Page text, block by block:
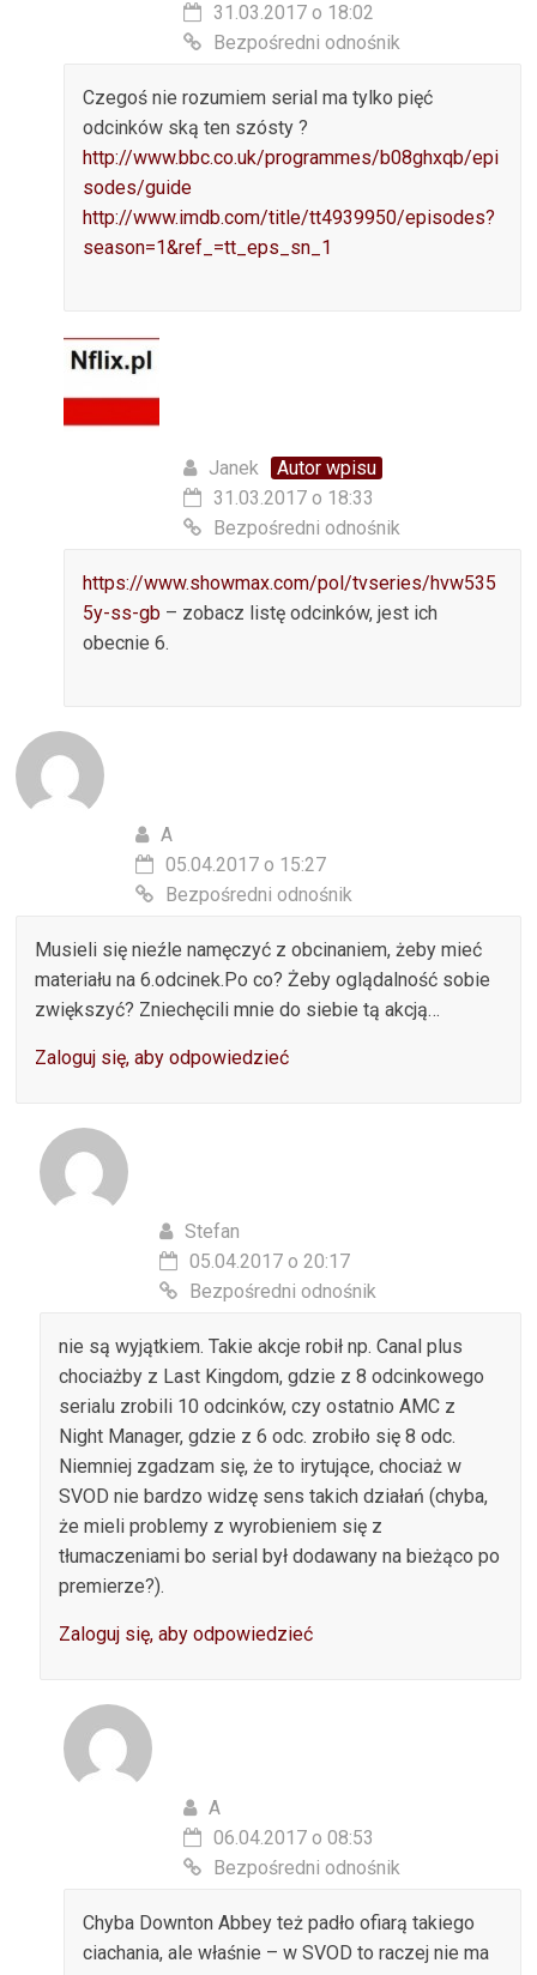
31.03.2017 o 18:02
Bezpośredni odnośnik
Czegoś nie rozumiem serial ma tylko pięć
odcinków ską ten szósty ?
http://www.bbc.co.uk/programmes/b08ghxqb/epi
sodes/guide
http://www.imdb.com/title/tt4939950/episodes?
season=1&ref_=tt_eps_sn_1
Janek
Autor wpisu
31.03.2017 o 18:33
Bezpośredni odnośnik
https://www.showmax.com/pol/tvseries/hvw535
5y-ss-gb – zobacz listę odcinków, jest ich
obecnie 6.
A
05.04.2017 o 15:27
Bezpośredni odnośnik
Musieli się nieźle namęczyć z obcinaniem, żeby mieć
materiału na 6.odcinek.Po co? Żeby oglądalność sobie
zwiększyć? Zniechęcili mnie do siebie tą akcją…
Zaloguj się, aby odpowiedzieć
Stefan
05.04.2017 o 20:17
Bezpośredni odnośnik
nie są wyjątkiem. Takie akcje robił np. Canal plus
chociażby z Last Kingdom, gdzie z 8 odcinkowego
serialu zrobili 10 odcinków, czy ostatnio AMC z
Night Manager, gdzie z 6 odc. zrobiło się 8 odc.
Niemniej zgadzam się, że to irytujące, chociaż w
SVOD nie bardzo widzę sens takich działań (chyba,
że mieli problemy z wyrobieniem się z
tłumaczeniami bo serial był dodawany na bieżąco po
premierze?).
Zaloguj się, aby odpowiedzieć
A
06.04.2017 o 08:53
Bezpośredni odnośnik
Chyba Downton Abbey też padło ofiarą takiego
ciachania, ale właśnie – w SVOD to raczej nie ma